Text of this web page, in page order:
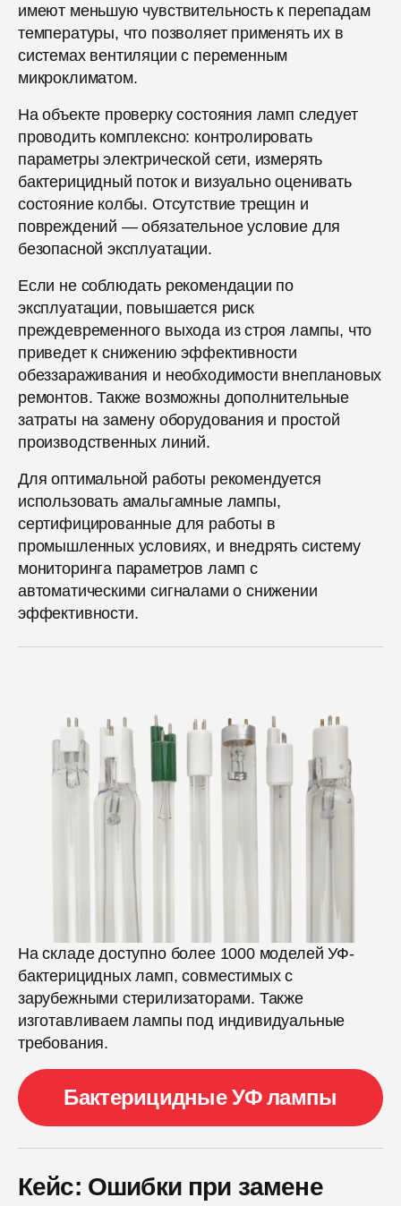
имеют меньшую чувствительность к перепадам
температуры, что позволяет применять их в
системах вентиляции с переменным
микроклиматом.
На объекте проверку состояния ламп следует
проводить комплексно: контролировать
параметры электрической сети, измерять
бактерицидный поток и визуально оценивать
состояние колбы. Отсутствие трещин и
повреждений — обязательное условие для
безопасной эксплуатации.
Если не соблюдать рекомендации по
эксплуатации, повышается риск
преждевременного выхода из строя лампы, что
приведет к снижению эффективности
обеззараживания и необходимости внеплановых
ремонтов. Также возможны дополнительные
затраты на замену оборудования и простой
производственных линий.
Для оптимальной работы рекомендуется
использовать амальгамные лампы,
сертифицированные для работы в
промышленных условиях, и внедрять систему
мониторинга параметров ламп с
автоматическими сигналами о снижении
эффективности.
На складе доступно более 1000 моделей УФ-
бактерицидных ламп, совместимых с
зарубежными стерилизаторами. Также
изготавливаем лампы под индивидуальные
требования.
Бактерицидные УФ лампы
Кейс: Ошибки при замене